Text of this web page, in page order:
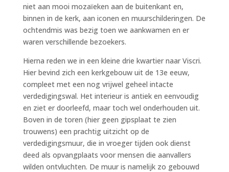
niet aan mooi mozaïeken aan de buitenkant en,
binnen in de kerk, aan iconen en muurschilderingen. De
ochtendmis was bezig toen we aankwamen en er
waren verschillende bezoekers.
Hierna reden we in een kleine drie kwartier naar Viscri.
Hier bevind zich een kerkgebouw uit de 13e eeuw,
compleet met een nog vrijwel geheel intacte
verdedigingswal. Het interieur is antiek en eenvoudig
en ziet er doorleefd, maar toch wel onderhouden uit.
Boven in de toren (hier geen gipsplaat te zien
trouwens) een prachtig uitzicht op de
verdedigingsmuur, die in vroeger tijden ook dienst
deed als opvangplaats voor mensen die aanvallers
wilden ontvluchten. De muur is namelijk zo gebouwd